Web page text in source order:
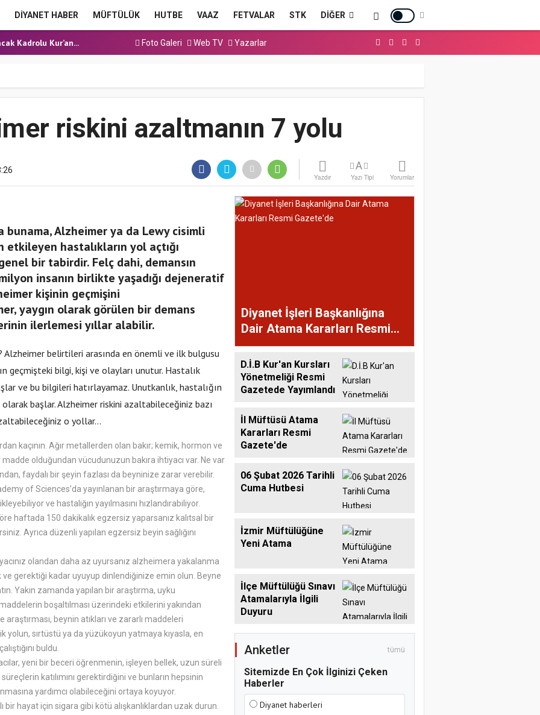
DİYANET HABER MÜFTÜLÜK HUTBE VAAZ FETVALAR STK DIĞER
Hutbesi
Hutbesi
Kadrolu Kur’an...
(Sözlü) So...
Hutbesi
Hutbesi
Hutbesi
Foto Galeri Web TV Yazarlar
riskini azaltmanın 7 yolu
Yazdır
A
Yazı Tipi Yorumlar
bunama, Alzheimer ya da Lewy cisimli
hastalıkların yol açtığı
bir tabirdir. Felç dahi, demansın
insanın birlikte yaşadığı dejeneratif
kişinin geçmişini
yaygın olarak görülen bir demans
ilerlemesi yıllar alabilir.
Alzheimer belirtileri arasında en önemli ve ilk bulgusu
geçmişteki bilgi, kişi ve olayları unutur. Hastalık
ve bu bilgileri hatırlayamaz. Unutkanlık, hastalığın
başlar. Alzheimer riskini azaltabileceğiniz bazı
o yollar...
kaçının. Ağır metallerden olan bakır; kemik, hormon ve
olduğundan vücudunuzun bakıra ihtiyacı var. Ne var
faydalı bir şeyin fazlası da beyninize zarar verebilir.
of Sciences’da yayınlanan bir araştırmaya göre,
ve hastalığın yayılmasını hızlandırabiliyor.
haftada 150 dakikalık egzersiz yaparsanız kalıtsal bir
Ayrıca düzenli yapılan egzersiz beyin sağlığını
olandan daha az uyursanız alzheimera yakalanma
ve gerektiği kadar uyuyup dinlendiğinize emin olun. Beyne
Yakın zamanda yapılan bir araştırma, uyku
boşaltılması üzerindeki etkilerini yakından
beynin atıkları ve zararlı maddeleri
sırtüstü ya da yüzükoyun yatmaya kıyasla, en
buldu.​​​​​​​
yeni bir beceri öğrenmenin, işleyen bellek, uzun süreli
katılımını gerektirdiğini ve bunların hepsinin
yardımcı olabileceğini ortaya koyuyor.
bir hayat için sigara gibi kötü alışkanlıklardan uzak durun.
Diyanet İşleri Başkanlığına
Dair Atama Kararları Resmi
Gazete'de
D.İ.B Kur'an Kursları
Yönetmeliği Resmi
Gazetede Yayımlandı
İl Müftüsü Atama
Kararları Resmi
Gazete'de
06 Şubat 2026 Tarihli
Cuma Hutbesi
İzmir Müftülüğüne
Yeni Atama
İlçe Müftülüğü Sınavı
Atamalarıyla İlgili
Duyuru
Anketler tümü
Sitemizde En Çok İlginizi Çeken
Haberler
Diyanet haberleri